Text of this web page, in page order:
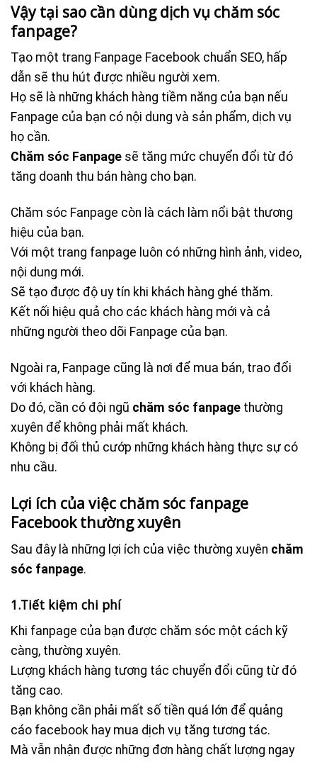
Vậy tại sao cần dùng dịch vụ chăm sóc
fanpage?
Tạo một trang Fanpage Facebook chuẩn SEO, hấp
dẫn sẽ thu hút được nhiều người xem.
Họ sẽ là những khách hàng tiềm năng của bạn nếu
Fanpage của bạn có nội dung và sản phẩm, dịch vụ
họ cần.
Chăm sóc Fanpage sẽ tăng mức chuyển đổi từ đó
tăng doanh thu bán hàng cho bạn.
Chăm sóc Fanpage còn là cách làm nổi bật thương
hiệu của bạn.
Với một trang fanpage luôn có những hình ảnh, video,
nội dung mới.
Sẽ tạo được độ uy tín khi khách hàng ghé thăm.
Kết nối hiệu quả cho các khách hàng mới và cả
những người theo dõi Fanpage của bạn.
Ngoài ra, Fanpage cũng là nơi để mua bán, trao đổi
với khách hàng.
Do đó, cần có đội ngũ chăm sóc fanpage thường
xuyên để không phải mất khách.
Không bị đối thủ cướp những khách hàng thực sự có
nhu cầu.
Lợi ích của việc chăm sóc fanpage
Facebook thường xuyên
Sau đây là những lợi ích của việc thường xuyên chăm
sóc fanpage.
1.Tiết kiệm chi phí
Khi fanpage của bạn được chăm sóc một cách kỹ
càng, thường xuyên.
Lượng khách hàng tương tác chuyển đổi cũng từ đó
tăng cao.
Bạn không cần phải mất số tiền quá lớn để quảng
cáo facebook hay mua dịch vụ tăng tương tác.
Mà vẫn nhận được những đơn hàng chất lượng ngay